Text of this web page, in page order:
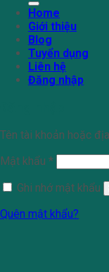
Home
Giới thiệu
Blog
Tuyển dụng
Liên hệ
Đăng nhập
Tên tài khoản hoặc
Mật khẩu *
Ghi nhớ mật khẩu
Quên mật khẩu?